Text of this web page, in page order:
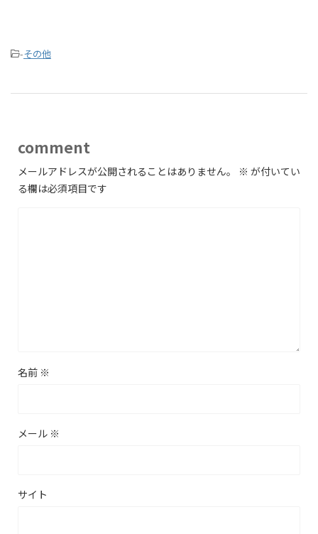
-その他
comment
メールアドレスが公開されることはありません。 ※ が付いてい
る欄は必須項目です
名前 ※
メール ※
サイト